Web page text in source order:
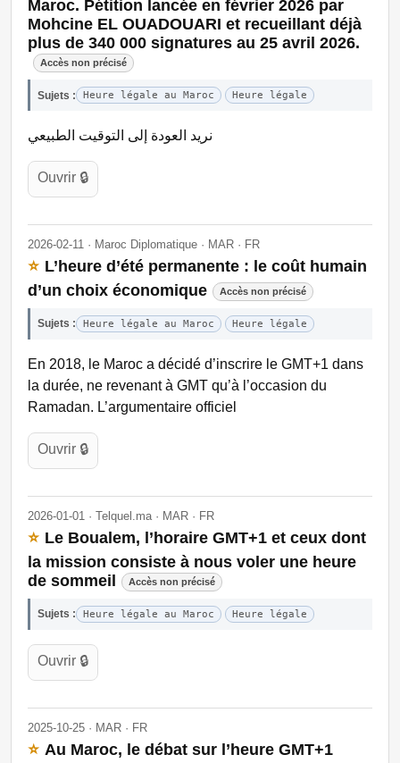
Maroc. Pétition lancée en février 2026 par
Mohcine EL OUADOUARI et recueillant déjà
plus de 340 000 signatures au 25 avril 2026.
Accès non précisé
Sujets : Heure légale au Maroc Heure légale
نريد العودة إلى التوقيت الطبيعي
Ouvrir 🔒
2026-02-11 · Maroc Diplomatique · MAR · FR
⭐ L’heure d’été permanente : le coût humain
d’un choix économique
Accès non précisé
Sujets : Heure légale au Maroc Heure légale
En 2018, le Maroc a décidé d’inscrire le GMT+1 dans
la durée, ne revenant à GMT qu’à l’occasion du
Ramadan. L’argumentaire officiel
Ouvrir 🔒
2026-01-01 · Telquel.ma · MAR · FR
⭐ Le Boualem, l’horaire GMT+1 et ceux dont
la mission consiste à nous voler une heure
de sommeil
Accès non précisé
Sujets : Heure légale au Maroc Heure légale
Ouvrir 🔒
2025-10-25 · MAR · FR
⭐ Au Maroc, le débat sur l’heure GMT+1